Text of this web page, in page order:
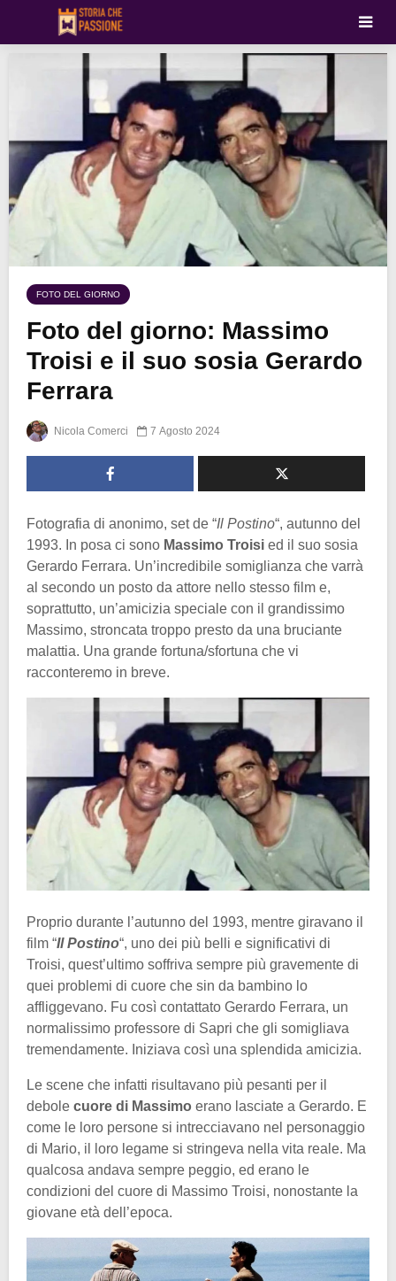
FOTO DEL GIORNO
Foto del giorno: Massimo
Troisi e il suo sosia Gerardo
Ferrara
Nicola Comerci 7 Agosto 2024
Fotografia di anonimo, set de “Il Postino“, autunno del
1993. In posa ci sono Massimo Troisi ed il suo sosia
Gerardo Ferrara. Un’incredibile somiglianza che varrà
al secondo un posto da attore nello stesso film e,
soprattutto, un’amicizia speciale con il grandissimo
Massimo, stroncata troppo presto da una bruciante
malattia. Una grande fortuna/sfortuna che vi
racconteremo in breve.
Proprio durante l’autunno del 1993, mentre giravano il
film “Il Postino“, uno dei più belli e significativi di
Troisi, quest’ultimo soffriva sempre più gravemente di
quei problemi di cuore che sin da bambino lo
affliggevano. Fu così contattato Gerardo Ferrara, un
normalissimo professore di Sapri che gli somigliava
tremendamente. Iniziava così una splendida amicizia.
Le scene che infatti risultavano più pesanti per il
debole cuore di Massimo erano lasciate a Gerardo. E
come le loro persone si intrecciavano nel personaggio
di Mario, il loro legame si stringeva nella vita reale. Ma
qualcosa andava sempre peggio, ed erano le
condizioni del cuore di Massimo Troisi, nonostante la
giovane età dell’epoca.